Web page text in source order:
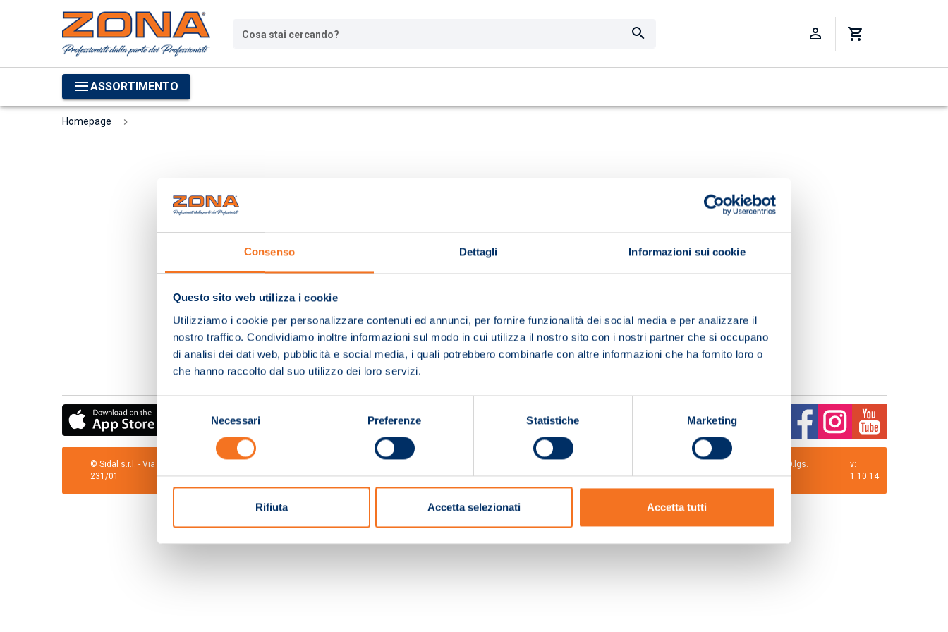
Consenso Dettagli Informazioni sui cookie
Questo sito web utilizza i cookie
Utilizziamo i cookie per personalizzare contenuti ed annunci, per fornire funzionalità dei social media e per analizzare il
nostro traffico. Condividiamo inoltre informazioni sul modo in cui utilizza il nostro sito con i nostri partner che si occupano
di analisi dei dati web, pubblicità e social media, i quali potrebbero combinarle con altre informazioni che ha fornito loro o
che hanno raccolto dal suo utilizzo dei loro servizi.
Selezione
consenso
Necessari Preferenze Statistiche Marketing
Rifiuta Accetta selezionati Accetta tutti
Cosa stai cercando?
ASSORTIMENTO
Homepage
© Sidal s.r.l. - Via S.Agostino,50, 51100 Pistoia - Cod.Fisc. e Registro Imprese Pistoia 01680210505 – R.E.A. n.155974 - Cap.Soc. € 2.000.000,00 i.v. La Società adotta il Codice Etico D.lgs.
231/01
v:
1.10.14